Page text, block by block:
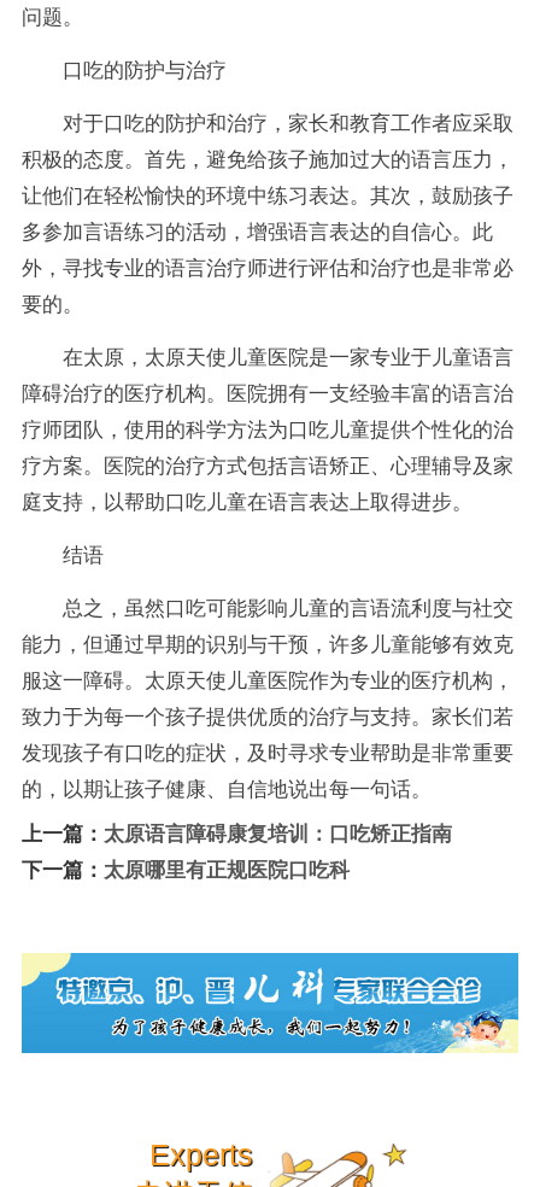
问题。
口吃的防护与治疗
对于口吃的防护和治疗，家长和教育工作者应采取
积极的态度。首先，避免给孩子施加过大的语言压力，
让他们在轻松愉快的环境中练习表达。其次，鼓励孩子
多参加言语练习的活动，增强语言表达的自信心。此
外，寻找专业的语言治疗师进行评估和治疗也是非常必
要的。
在太原，太原天使儿童医院是一家专业于儿童语言
障碍治疗的医疗机构。医院拥有一支经验丰富的语言治
疗师团队，使用的科学方法为口吃儿童提供个性化的治
疗方案。医院的治疗方式包括言语矫正、心理辅导及家
庭支持，以帮助口吃儿童在语言表达上取得进步。
结语
总之，虽然口吃可能影响儿童的言语流利度与社交
能力，但通过早期的识别与干预，许多儿童能够有效克
服这一障碍。太原天使儿童医院作为专业的医疗机构，
致力于为每一个孩子提供优质的治疗与支持。家长们若
发现孩子有口吃的症状，及时寻求专业帮助是非常重要
的，以期让孩子健康、自信地说出每一句话。
上一篇： 太原语言障碍康复培训：口吃矫正指南
下一篇： 太原哪里有正规医院口吃科
Experts